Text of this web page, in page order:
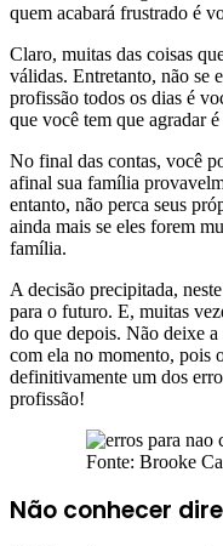
quem acabará frustrado é
Claro, muitas das coisas
válidas. Entretanto, não se
profissão todos os dias é
que você tem que agradar
No final das contas, você
afinal sua família
entanto, não perca seus
ainda mais se eles forem
família.
A decisão precipitada,
para o futuro. E, muitas
do que depois. Não deixe
com ela no momento, pois
definitivamente um dos
profissão!
Fonte: Brooke
Não conhecer